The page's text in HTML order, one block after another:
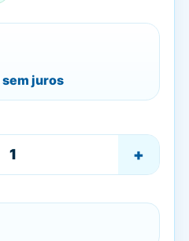
sem juros
+